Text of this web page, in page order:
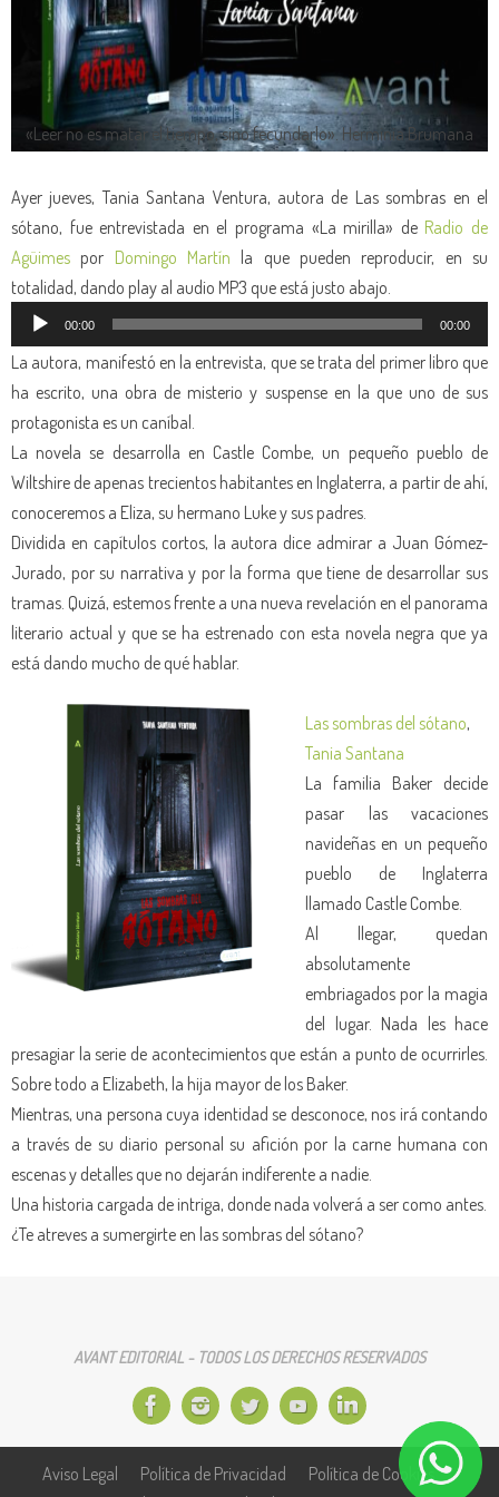
«Leer no es matar el tiempo, sino fecundarlo». Herminia Brumana
Ayer jueves, Tania Santana Ventura, autora de Las sombras en el
sótano, fue entrevistada en el programa «La mirilla» de Radio de
Agüimes por Domingo Martín la que pueden reproducir, en su
totalidad, dando play al audio MP3 que está justo abajo.
Reproductor
de
audio
00:00 00:00
La autora, manifestó en la entrevista, que se trata del primer libro que
ha escrito, una obra de misterio y suspense en la que uno de sus
protagonista es un caníbal.
La novela se desarrolla en Castle Combe, un pequeño pueblo de
Wiltshire de apenas trecientos habitantes en Inglaterra, a partir de ahí,
conoceremos a Eliza, su hermano Luke y sus padres.
Dividida en capítulos cortos, la autora dice admirar a Juan Gómez-
Jurado, por su narrativa y por la forma que tiene de desarrollar sus
tramas. Quizá, estemos frente a una nueva revelación en el panorama
literario actual y que se ha estrenado con esta novela negra que ya
está dando mucho de qué hablar.
Las sombras del sótano,
Tania Santana
La familia Baker decide
pasar las vacaciones
navideñas en un pequeño
pueblo de Inglaterra
llamado Castle Combe.
Al llegar, quedan
absolutamente
embriagados por la magia
del lugar. Nada les hace
presagiar la serie de acontecimientos que están a punto de ocurrirles.
Sobre todo a Elizabeth, la hija mayor de los Baker.
Mientras, una persona cuya identidad se desconoce, nos irá contando
a través de su diario personal su afición por la carne humana con
escenas y detalles que no dejarán indiferente a nadie.
Una historia cargada de intriga, donde nada volverá a ser como antes.
¿Te atreves a sumergirte en las sombras del sótano?
AVANT EDITORIAL - TODOS LOS DERECHOS RESERVADOS
Aviso Legal Política de Privacidad
Política de Cookies